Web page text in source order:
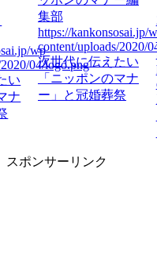
wp-
2020/04/logo.png
い
ナ
2020年6月23日
ッポンのマナー編
集部
https://kankonsosai.jp/
content/uploads/2020/
次世代に伝えたい
スポンサーリンク